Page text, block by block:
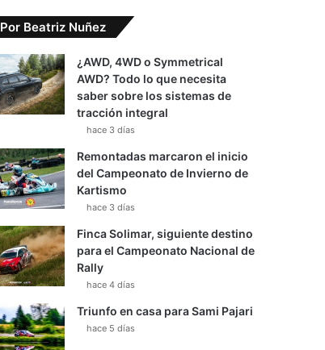
Por Beatriz Nuñez
¿AWD, 4WD o Symmetrical
AWD? Todo lo que necesita
saber sobre los sistemas de
tracción integral
hace 3 días
Remontadas marcaron el inicio
del Campeonato de Invierno de
Kartismo
hace 3 días
Finca Solimar, siguiente destino
para el Campeonato Nacional de
Rally
hace 4 días
Triunfo en casa para Sami Pajari
hace 5 días